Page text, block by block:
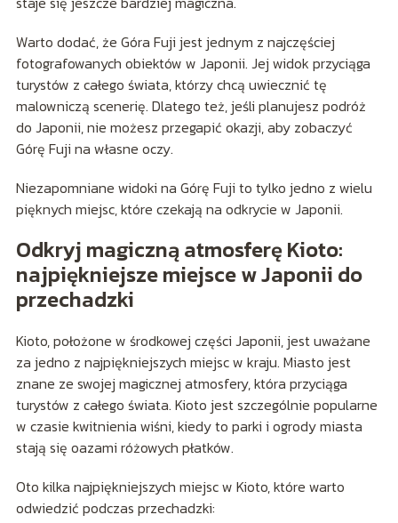
Warto dodać, że Góra Fuji jest jednym z najczęściej
fotografowanych obiektów w Japonii. Jej widok przyciąga
turystów z całego świata, którzy chcą uwiecznić tę
malowniczą scenerię. Dlatego też, jeśli planujesz podróż
do Japonii, nie możesz przegapić okazji, aby zobaczyć
Górę Fuji na własne oczy.
Niezapomniane widoki na Górę Fuji to tylko jedno z wielu
pięknych miejsc, które czekają na odkrycie w Japonii.
Odkryj magiczną atmosferę Kioto:
najpiękniejsze miejsce w Japonii do
przechadzki
Kioto, położone w środkowej części Japonii, jest uważane
za jedno z najpiękniejszych miejsc w kraju. Miasto jest
znane ze swojej magicznej atmosfery, która przyciąga
turystów z całego świata. Kioto jest szczególnie popularne
w czasie kwitnienia wiśni, kiedy to parki i ogrody miasta
stają się oazami różowych płatków.
Oto kilka najpiękniejszych miejsc w Kioto, które warto
odwiedzić podczas przechadzki: